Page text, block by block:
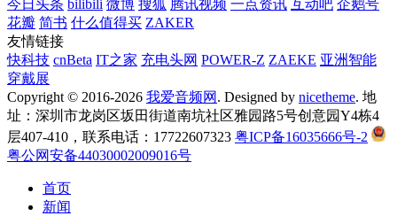
今日头条 bilibili 微博 搜狐 腾讯视频 一点资讯 互动吧 企鹅号
花瓣 简书 什么值得买 ZAKER
友情链接
快科技 cnBeta IT之家 充电头网 POWER-Z ZAEKE 亚洲智能
穿戴展
Copyright © 2016-2026 我爱音频网 . Designed by nicetheme. 地
址：深圳市龙岗区坂田街道南坑社区雅园路5号创意园Y4栋4
层407-410，联系电话：17722607323 粤ICP备16035666号-2
粤公网安备44030002009016号
首页
新闻